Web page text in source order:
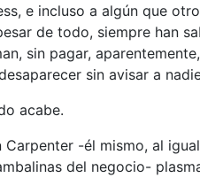
e incluso a algún que
de todo, siempre han
sin pagar,
sin avisar a
acabe.
-él mismo, al
del negocio-